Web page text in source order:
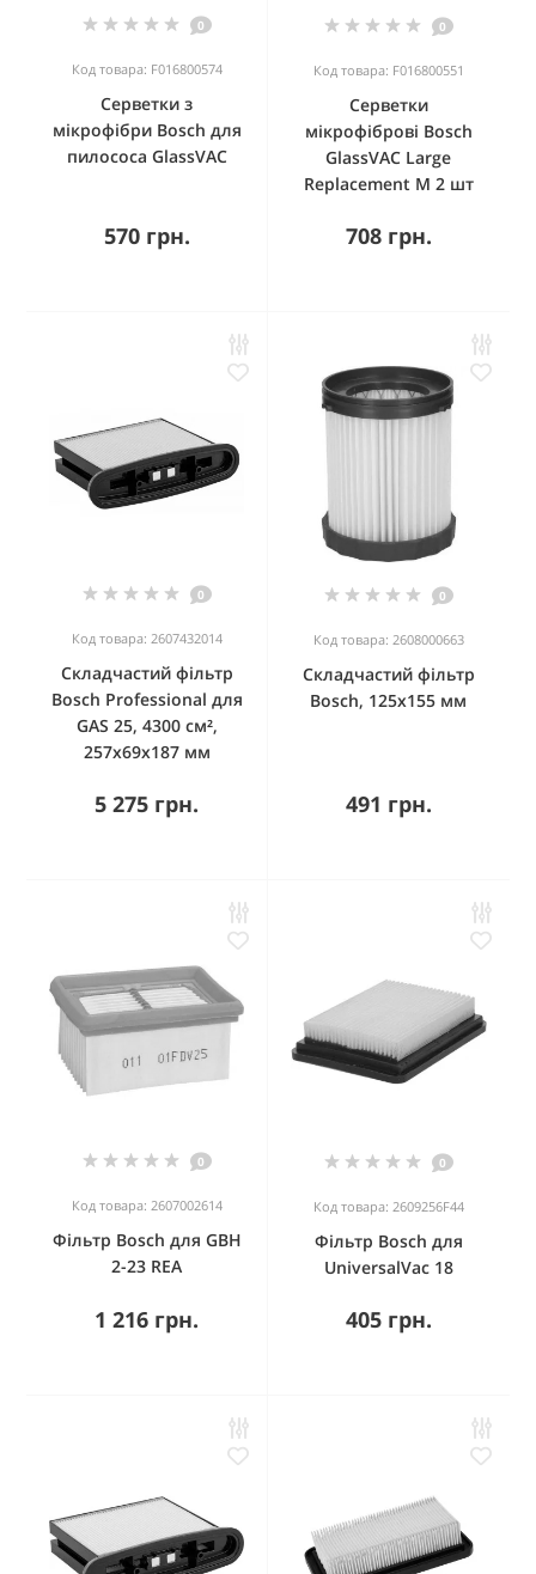
0
Код товара: F016800574
Серветки з
мікрофібри Bosch для
пилососа GlassVAC
570 грн.
0
Код товара: F016800551
Серветки
мікрофіброві Bosch
GlassVAC Large
Replacement M 2 шт
708 грн.
0
Код товара: 2607432014
Складчастий фільтр
Bosch Professional для
GAS 25, 4300 см²,
257x69x187 мм
5 275 грн.
0
Код товара: 2608000663
Складчастий фільтр
Bosch, 125х155 мм
491 грн.
0
Код товара: 2607002614
Фільтр Bosch для GBH
2-23 REA
1 216 грн.
0
Код товара: 2609256F44
Фільтр Bosch для
UniversalVac 18
405 грн.